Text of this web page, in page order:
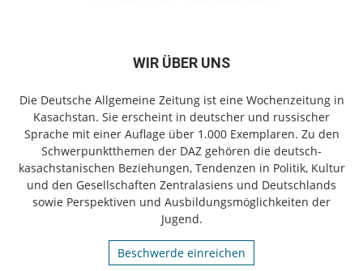
WIR ÜBER UNS
Die Deutsche Allgemeine Zeitung ist eine Wochenzeitung in
Kasachstan. Sie erscheint in deutscher und russischer
Sprache mit einer Auflage über 1.000 Exemplaren. Zu den
Schwerpunktthemen der DAZ gehören die deutsch-
kasachstanischen Beziehungen, Tendenzen in Politik, Kultur
und den Gesellschaften Zentralasiens und Deutschlands
sowie Perspektiven und Ausbildungsmöglichkeiten der
Jugend.
Beschwerde einreichen